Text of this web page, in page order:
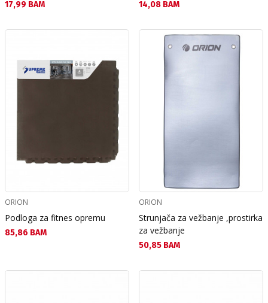
Текуща цена:
17,99 BAM Текуща цена:
14,08 BAM
ORION
Podloga za fitnes opremu
Текуща цена:
85,86 BAM
ORION
Strunjača za vežbanje ,prostirka
za vežbanje
Текуща цена:
50,85 BAM